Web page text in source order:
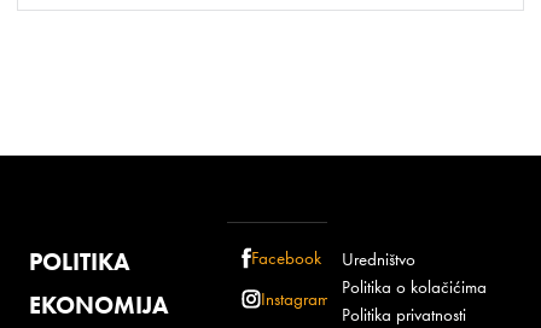
POLITIKA
EKONOMIJA
Facebook
Instagram
Uredništvo
Politika o kolačićima
Politika privatnosti